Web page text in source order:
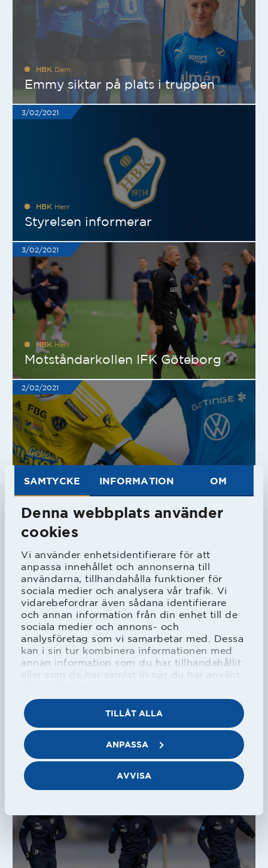
SAMTYCKE INFORMATION OM
Denna webbplats använder
cookies
Vi använder enhetsidentifierare för att
anpassa innehållet och annonserna till
användarna, tillhandahålla funktioner för
sociala medier och analysera vår trafik. Vi
vidarebefordrar även sådana identifierare
och annan information från din enhet till de
sociala medier och annons- och
analysföretag som vi samarbetar med. Dessa
kan i sin tur kombinera informationen med
annan information som du har tillhandahållit
eller som de har samlat in när du har använt
TILLÅT ALLA
ANPASSA
AVVISA
HBK Dam
Emmy siktar på plats i truppen
3/02/2021
HBK Herr
Styrelsen informerar
3/02/2021
HBK Herr
Motståndarkollen IFK Göteborg
2/02/2021
HBKHerr
U21-serien klar
1/02/2021
HBKDam
Emma har varit med på hela resan
1/02/2021
HBK
F17 spelar SM